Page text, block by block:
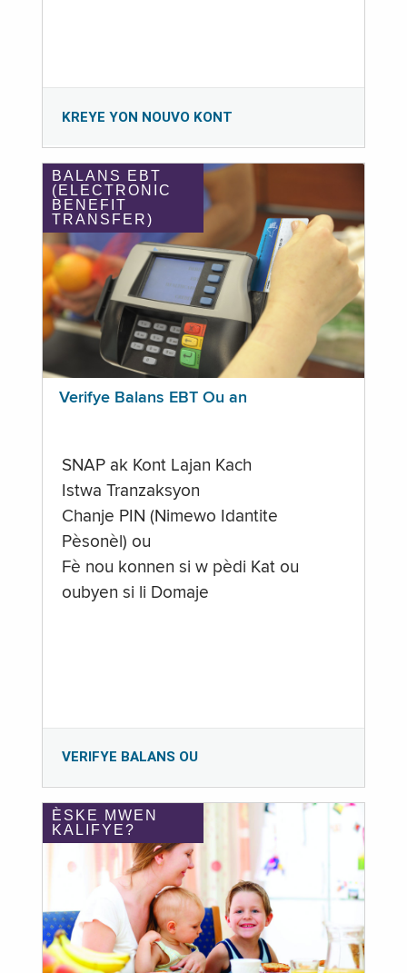
KREYE YON NOUVO KONT
BALANS EBT
(ELECTRONIC
BENEFIT
TRANSFER)
Verifye Balans EBT Ou an
SNAP ak Kont Lajan Kach
Istwa Tranzaksyon
Chanje PIN (Nimewo Idantite
Pèsonèl) ou
Fè nou konnen si w pèdi Kat ou
oubyen si li Domaje
VERIFYE BALANS OU
ÈSKE MWEN
KALIFYE?